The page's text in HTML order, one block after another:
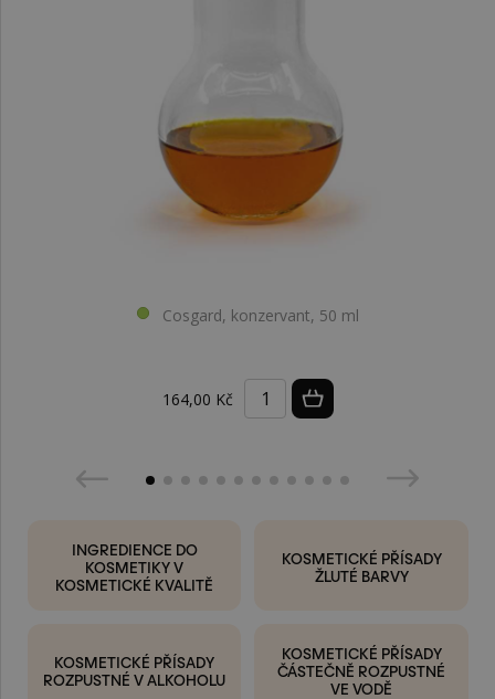
Cosgard, konzervant, 50 ml
164,00 Kč
INGREDIENCE DO
KOSMETIKY V
KOSMETICKÉ KVALITĚ
KOSMETICKÉ PŘÍSADY
ŽLUTÉ BARVY
KOSMETICKÉ PŘÍSADY
ROZPUSTNÉ V ALKOHOLU
KOSMETICKÉ PŘÍSADY
ČÁSTEČNĚ ROZPUSTNÉ
VE VODĚ